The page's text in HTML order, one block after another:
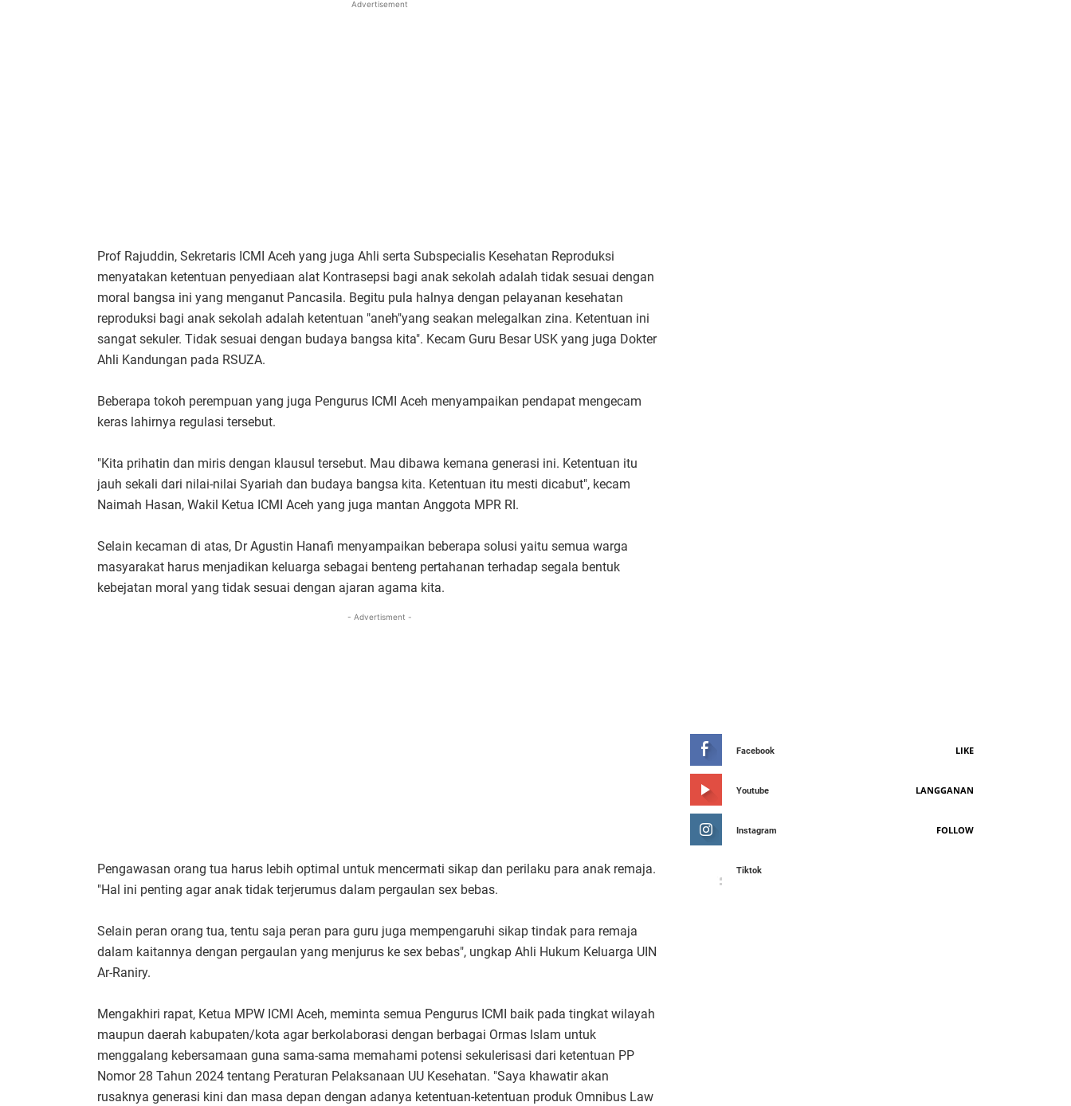
Advertisement
Prof Rajuddin, Sekretaris ICMI Aceh yang juga Ahli serta Subspecialis Kesehatan Reproduksi
menyatakan ketentuan penyediaan alat Kontrasepsi bagi anak sekolah adalah tidak sesuai dengan
moral bangsa ini yang menganut Pancasila. Begitu pula halnya dengan pelayanan kesehatan
reproduksi bagi anak sekolah adalah ketentuan "aneh"yang seakan melegalkan zina. Ketentuan ini
sangat sekuler. Tidak sesuai dengan budaya bangsa kita". Kecam Guru Besar USK yang juga Dokter
Ahli Kandungan pada RSUZA.
Beberapa tokoh perempuan yang juga Pengurus ICMI Aceh menyampaikan pendapat mengecam
keras lahirnya regulasi tersebut.
"Kita prihatin dan miris dengan klausul tersebut. Mau dibawa kemana generasi ini. Ketentuan itu
jauh sekali dari nilai-nilai Syariah dan budaya bangsa kita. Ketentuan itu mesti dicabut", kecam
Naimah Hasan, Wakil Ketua ICMI Aceh yang juga mantan Anggota MPR RI.
Selain kecaman di atas, Dr Agustin Hanafi menyampaikan beberapa solusi yaitu semua warga
masyarakat harus menjadikan keluarga sebagai benteng pertahanan terhadap segala bentuk
kebejatan moral yang tidak sesuai dengan ajaran agama kita.
- Advertisment -
Pengawasan orang tua harus lebih optimal untuk mencermati sikap dan perilaku para anak remaja.
"Hal ini penting agar anak tidak terjerumus dalam pergaulan sex bebas.
Selain peran orang tua, tentu saja peran para guru juga mempengaruhi sikap tindak para remaja
dalam kaitannya dengan pergaulan yang menjurus ke sex bebas", ungkap Ahli Hukum Keluarga UIN
Ar-Raniry.
Mengakhiri rapat, Ketua MPW ICMI Aceh, meminta semua Pengurus ICMI baik pada tingkat wilayah
maupun daerah kabupaten/kota agar berkolaborasi dengan berbagai Ormas Islam untuk
menggalang kebersamaan guna sama-sama memahami potensi sekulerisasi dari ketentuan PP
Nomor 28 Tahun 2024 tentang Peraturan Pelaksanaan UU Kesehatan. "Saya khawatir akan
rusaknya generasi kini dan masa depan dengan adanya ketentuan-ketentuan produk Omnibus Law
Facebook LIKE
Youtube LANGGANAN
Instagram FOLLOW
Tiktok